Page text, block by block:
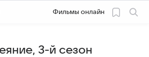
Фильмы онлайн
3-й сезон